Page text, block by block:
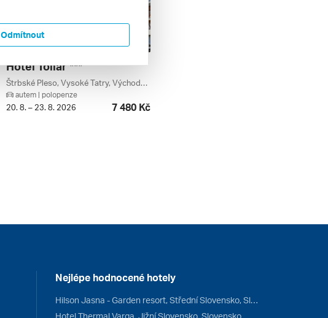
Hotel Toliar ***
Štrbské Pleso, Vysoké Tatry, Východní Slovensko, Slovenské Termály, Slovensko
autem | polopenze
20. 8. – 23. 8. 2026 7 480 Kč
Nejlépe hodnocené hotely
Hilson Jasna - Garden resort, Střední Slovensko, Slovensko
Odmítnout